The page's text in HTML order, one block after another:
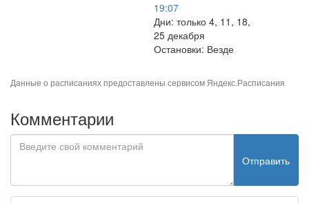
19:07
Дни: только 4, 11, 18,
25 декабря
Остановки: Везде
Данные о расписаниях предоставлены сервисом Яндекс.Расписания
Комментарии
Отправить